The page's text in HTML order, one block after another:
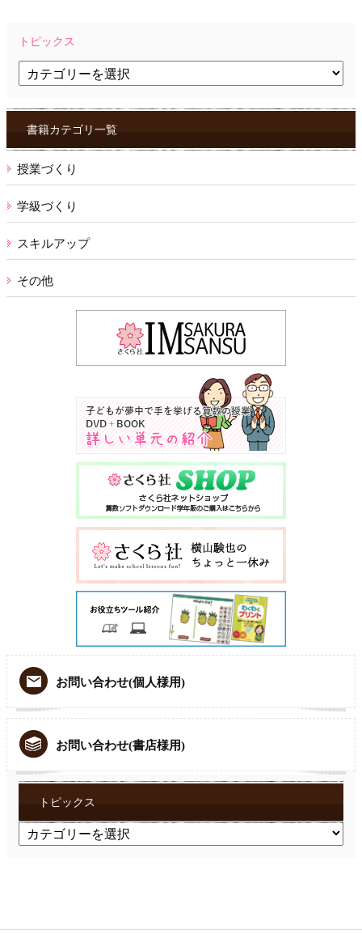
トピックス
ク
ス書籍カテゴリ一覧
授業づくり
学級づくり
スキルアップ
その他
お問い合わせ(個人様用)
お問い合わせ(書店様用)
トピックス
ト